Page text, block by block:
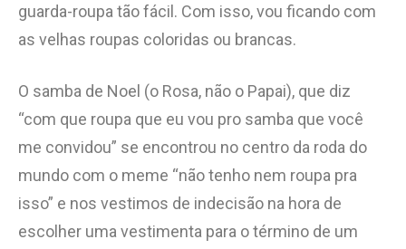
guarda-roupa tão fácil. Com isso, vou ficando com
as velhas roupas coloridas ou brancas.
O samba de Noel (o Rosa, não o Papai), que diz
“com que roupa que eu vou pro samba que você
me convidou” se encontrou no centro da roda do
mundo com o meme “não tenho nem roupa pra
isso” e nos vestimos de indecisão na hora de
escolher uma vestimenta para o término de um